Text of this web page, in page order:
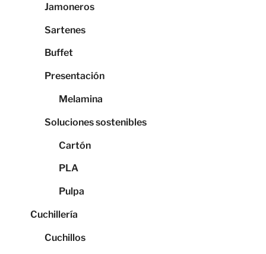
Jamoneros
Sartenes
Buffet
Presentación
Melamina
Soluciones sostenibles
Cartón
PLA
Pulpa
Cuchillería
Cuchillos